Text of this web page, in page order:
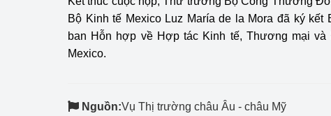
Bộ Kinh tế Mexico Luz María de la Mora đã ký kết
ban Hỗn hợp về Hợp tác Kinh tế, Thương mại
Mexico.
Nguồn:Vụ Thị trường châu Âu - châu Mỹ